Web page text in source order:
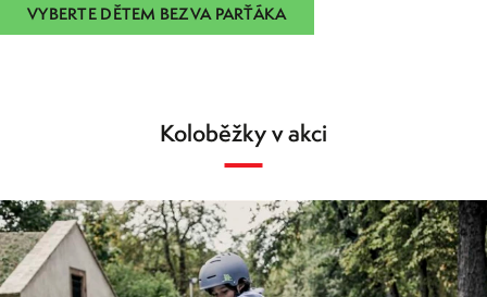
VYBERTE DĚTEM BEZVA PARŤÁKA
Koloběžky v akci